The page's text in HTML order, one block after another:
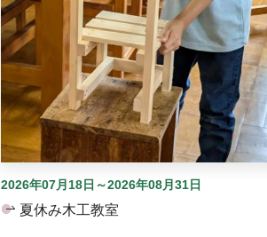
2026年07月18日～2026年08月31日
夏休み木工教室